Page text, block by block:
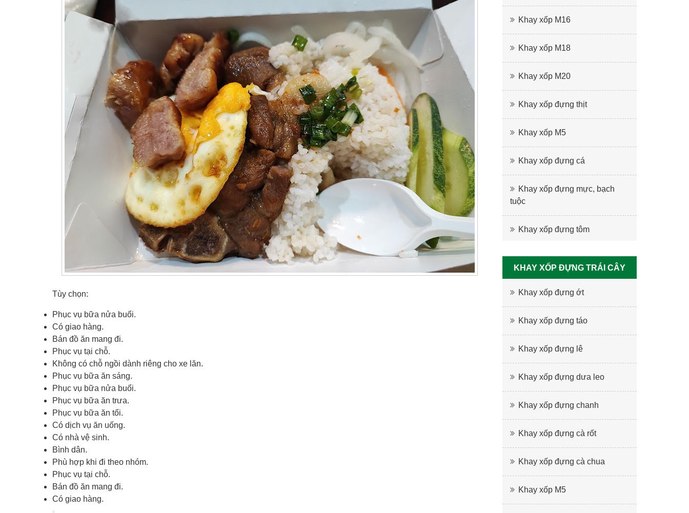
Tùy chọn:
Phục vụ bữa nửa buổi.
Có giao hàng.
Bán đồ ăn mang đi.
Phục vụ tại chỗ.
Không có chỗ ngồi dành riêng cho xe lăn.
Phục vụ bữa ăn sáng.
Phục vụ bữa nửa buổi.
Phục vụ bữa ăn trưa.
Phục vụ bữa ăn tối.
Có dịch vụ ăn uống.
Có nhà vệ sinh.
Bình dân.
Phù hợp khi đi theo nhóm.
Phục vụ tại chỗ.
Bán đồ ăn mang đi.
Có giao hàng.
Khay xốp M16
Khay xốp M18
Khay xốp M20
Khay xốp đựng thịt
Khay xốp M5
Khay xốp đựng cá
Khay xốp đựng mực, bạch
tuộc
Khay xốp đựng tôm
KHAY XỐP ĐỰNG TRÁI CÂY
Khay xốp đựng ớt
Khay xốp đựng táo
Khay xốp đựng lê
Khay xốp đựng dưa leo
Khay xốp đựng chanh
Khay xốp đựng cà rốt
Khay xốp đựng cà chua
Khay xốp M5